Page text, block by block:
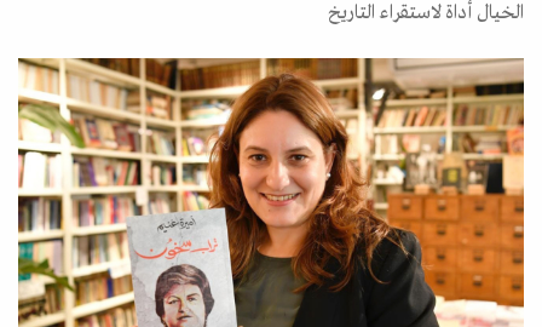
الخيال أداة لاستقراء التاريخ